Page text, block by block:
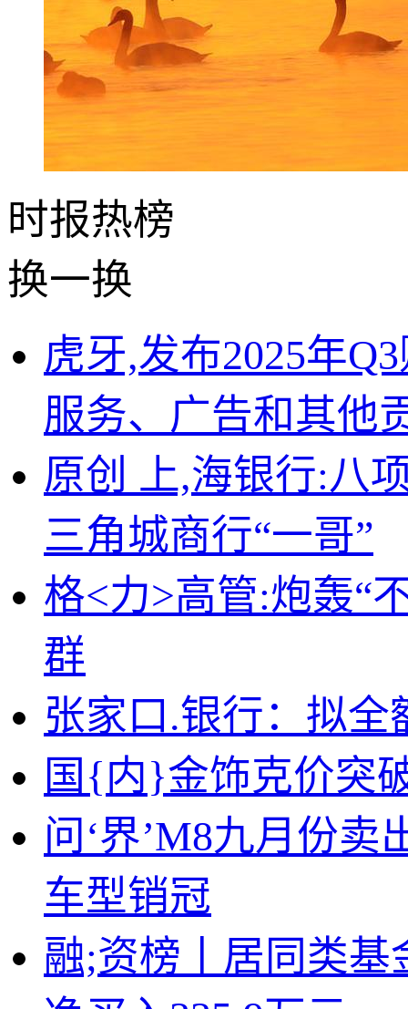
时报热榜
换一换
虎牙,发布2025年
服务、广告和其他
原创 上,海银行:八
三角城商行“一哥”
格<力>高管:炮轰“
群
张家口.银行：拟全
国{内}金饰克价突
问‘界’M8九月份
车型销冠
融;资榜丨居同类基